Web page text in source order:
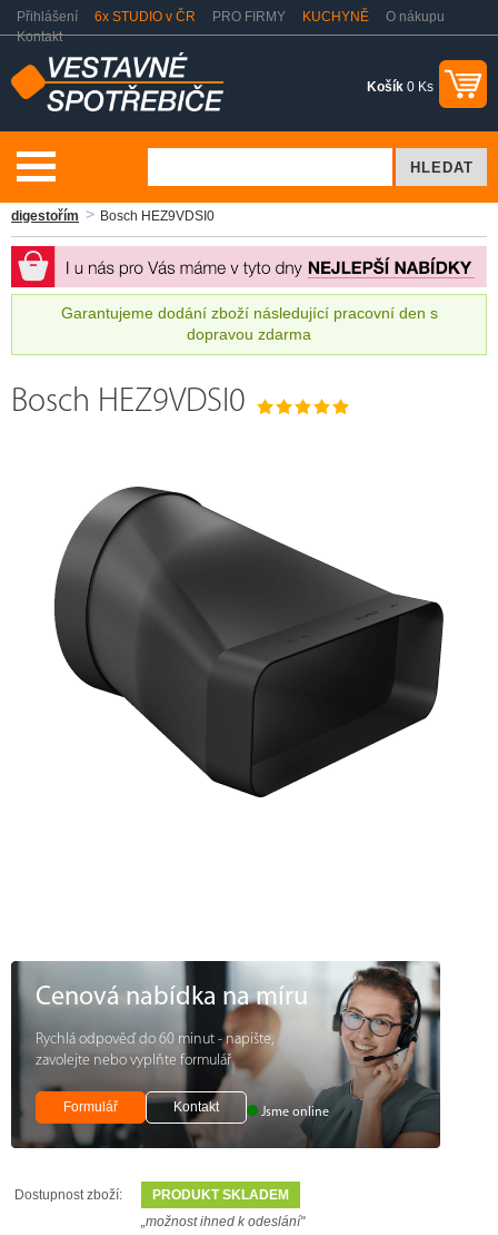
Přihlášení 6x STUDIO v ČR PRO FIRMY KUCHYNĚ
O nákupu
Kontakt
Košík 0 Ks
digestořím
Bosch HEZ9VDSI0
Garantujeme dodání zboží následující pracovní den s
dopravou zdarma
Bosch HEZ9VDSI0
Cenová nabídka na míru
Rychlá odpověď do 60 minut - napište,
zavolejte nebo vyplňte formulář
Formulář Kontakt Jsme online
Dostupnost zboží:
PRODUKT SKLADEM
„možnost ihned k odeslání"